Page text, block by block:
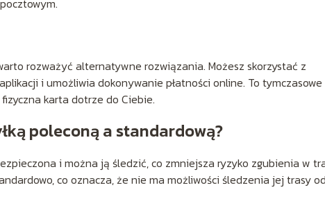
rozważyć alternatywne rozwiązania. Możesz skorzystać z
i umożliwia dokonywanie płatności online. To tymczasowe
karta dotrze do Ciebie.
poleconą a standardową?
i można ją śledzić, co zmniejsza ryzyko zgubienia w
co oznacza, że nie ma możliwości śledzenia jej trasy od